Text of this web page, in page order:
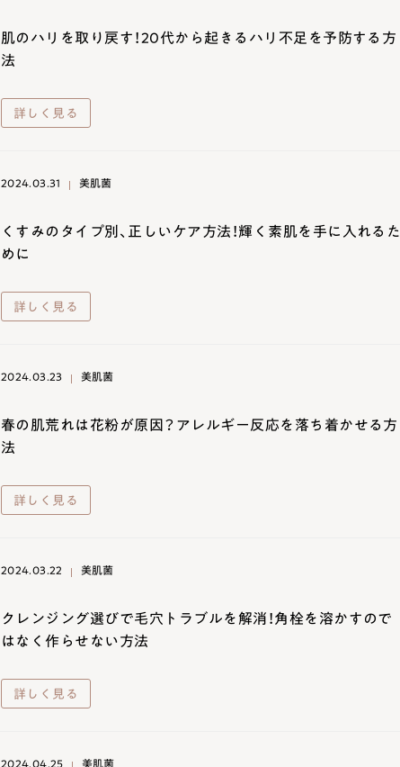
肌のハリを取り戻す！20代から起きるハリ不足を予防する方
法
詳しく見る
2024.03.31 美肌菌
くすみのタイプ別、正しいケア方法！輝く素肌を手に入れるた
めに
詳しく見る
2024.03.23 美肌菌
春の肌荒れは花粉が原因？アレルギー反応を落ち着かせる方
法
詳しく見る
2024.03.22 美肌菌
クレンジング選びで毛穴トラブルを解消！角栓を溶かすので
はなく作らせない方法
詳しく見る
2024.04.25 美肌菌